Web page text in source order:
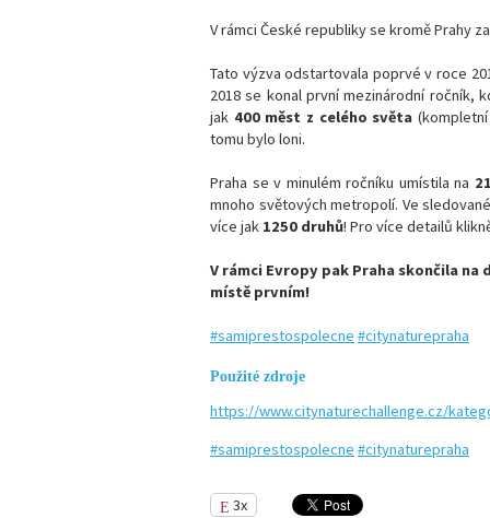
V rámci České republiky se kromě Prahy
Tato výzva odstartovala poprvé v roce
2018 se konal první mezinárodní ročník,
jak 400 měst z celého světa
tomu bylo loni.
Praha se v minulém ročníku umístila na
mnoho světových metropolí. Ve
více jak 1250 druhů! Pro více detailů
V rámci Evropy pak Praha skončila
místě prvním!
#samiprestospolecne #citynaturepraha
Použité zdroje
https://www.citynaturechallenge.cz/
#samiprestospolecne #citynaturepraha
3x